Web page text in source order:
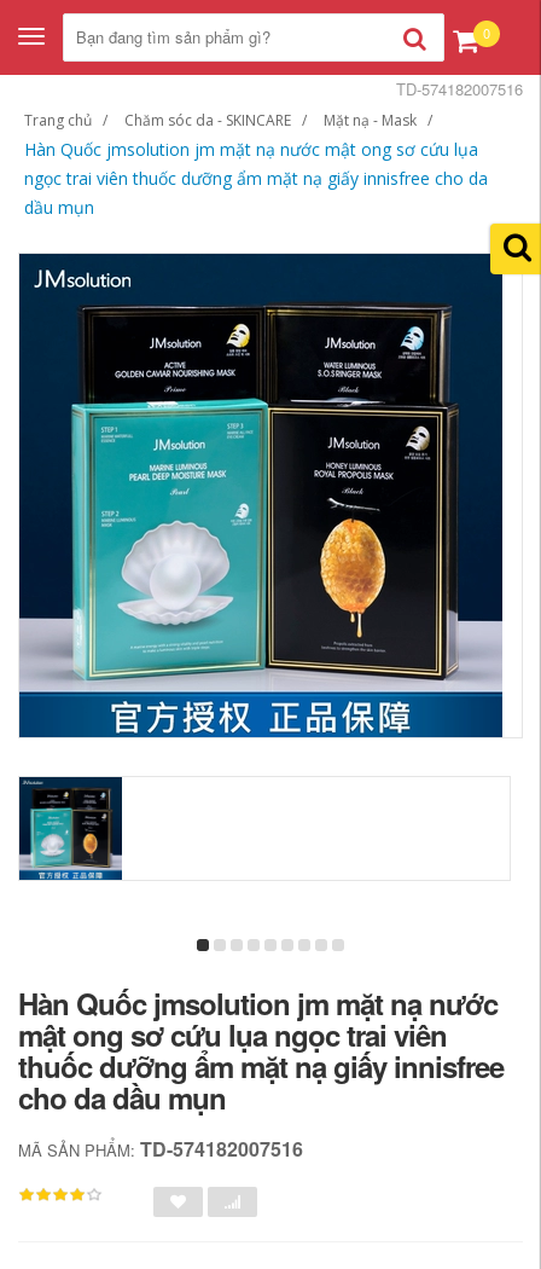
Toggle
navigation
0
Trang chủ Chăm sóc da - SKINCARE Mặt nạ - Mask
Hàn Quốc jmsolution jm mặt nạ nước mật ong sơ cứu lụa
ngọc trai viên thuốc dưỡng ẩm mặt nạ giấy innisfree cho da
dầu mụn
TD-574182007516
Hàn Quốc jmsolution jm mặt nạ nước
mật ong sơ cứu lụa ngọc trai viên
thuốc dưỡng ẩm mặt nạ giấy innisfree
cho da dầu mụn
MÃ SẢN PHẨM: TD-574182007516